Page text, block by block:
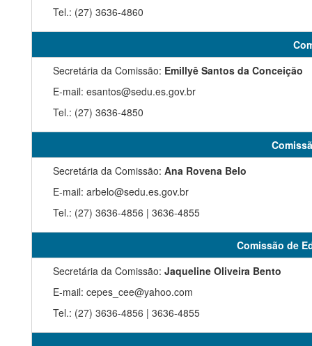
Tel.: (27) 3636-4860
Secretária da Comissão: Emillyê Santos da Conceição
E-mail: esantos@sedu.es.gov.br
Tel.: (27) 3636-4850
Secretária da Comissão: Ana Rovena Belo
E-mail: arbelo@sedu.es.gov.br
Tel.: (27) 3636-4856 | 3636-4855
Comissão de
Secretária da Comissão: Jaqueline Oliveira Bento
E-mail: cepes_cee@yahoo.com
Tel.: (27) 3636-4856 | 3636-4855